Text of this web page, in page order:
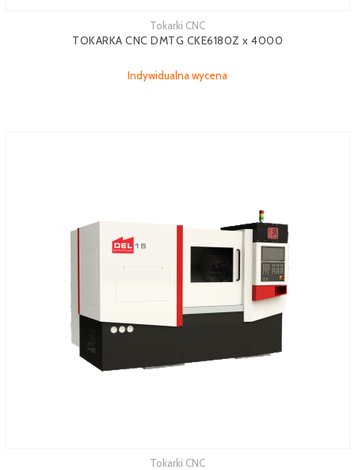
Tokarki CNC
TOKARKA CNC DMTG CKE6180Z x 4000
Indywidualna wycena
Tokarki CNC